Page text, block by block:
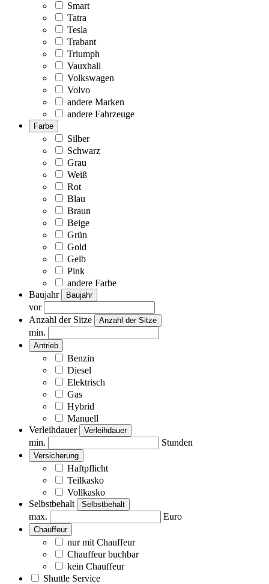
Smart
Tatra
Tesla
Trabant
Triumph
Vauxhall
Volkswagen
Volvo
andere Marken
andere Fahrzeuge
Farbe
Silber
Schwarz
Grau
Weiß
Rot
Blau
Braun
Beige
Grün
Gold
Gelb
Pink
andere Farbe
Baujahr
Baujahr
vor
Anzahl der Sitze
Anzahl der Sitze
min.
Antrieb
Benzin
Diesel
Elektrisch
Gas
Hybrid
Manuell
Verleihdauer
Verleihdauer
min. Stunden
Versicherung
Haftpflicht
Teilkasko
Vollkasko
Selbstbehalt
Selbstbehalt
max. Euro
Chauffeur
nur mit Chauffeur
Chauffeur buchbar
kein Chauffeur
Shuttle Service